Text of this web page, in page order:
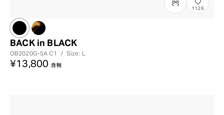
1126
BACK in BLACK
OB2020G-5AC1 / Size: L
¥13,800 含稅